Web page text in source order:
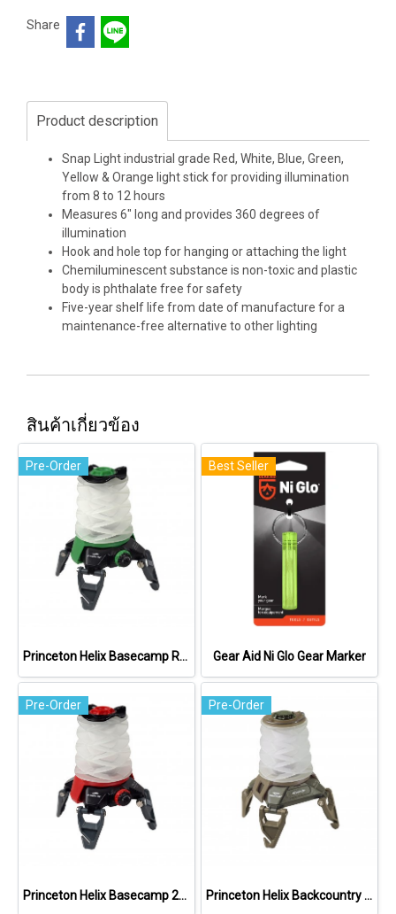
Share
Product description
Snap Light industrial grade Red, White, Blue, Green,
Yellow & Orange light stick for providing illumination
from 8 to 12 hours
Measures 6" long and provides 360 degrees of
illumination
Hook and hole top for hanging or attaching the light
Chemiluminescent substance is non-toxic and plastic
body is phthalate free for safety
Five-year shelf life from date of manufacture for a
maintenance-free alternative to other lighting
สินค้าเกี่ยวข้อง
Pre-Order
Princeton Helix Basecamp Rechargeable 250lm
Best Seller
Gear Aid Ni Glo Gear Marker
Pre-Order
Princeton Helix Basecamp 250lm
Pre-Order
Princeton Helix Backcountry 150lm